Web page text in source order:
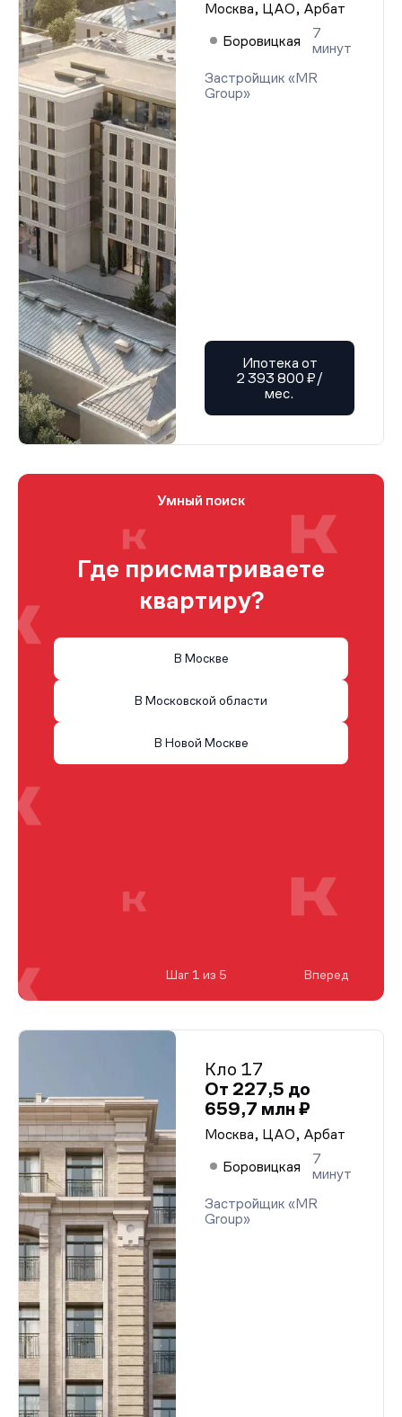
Москва, ЦАО, Арбат
Боровицкая
7
минут
Застройщик «MR
Group»
Ипотека от
2 393 800 ₽/
мес.
Кло 17
От 227,5 до
659,7 млн ₽
Москва, ЦАО, Арбат
Боровицкая
7
минут
Застройщик «MR
Group»
Умный поиск
Где присматриваете
квартиру?
В Москве
В Московской области
В Новой Москве
Шаг 1 из 5 Вперед